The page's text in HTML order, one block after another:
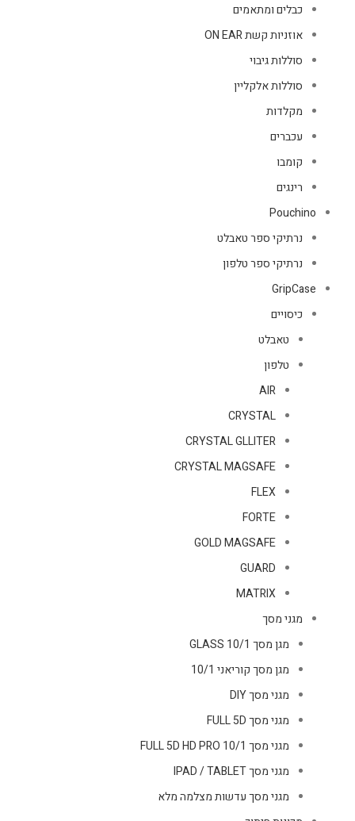
כבלים ומתאמים
אוזניות קשת ON EAR
סוללות גיבוי
סוללות אלקליין
מקלדות
עכברים
קומבו
רינגים
Pouchino
נרתיקי ספר טאבלט
נרתיקי ספר טלפון
GripCase
כיסויים
טאבלט
טלפון
AIR
CRYSTAL
CRYSTAL GLLITER
CRYSTAL MAGSAFE
FLEX
FORTE
GOLD MAGSAFE
GUARD
MATRIX
מגני מסך
מגן מסך GLASS 10/1
מגן מסך קוריאני 10/1
מגני מסך DIY
מגני מסך FULL 5D
מגני מסך FULL 5D HD PRO 10/1
מגני מסך IPAD / TABLET
מגני מסך עדשות מצלמה מלא